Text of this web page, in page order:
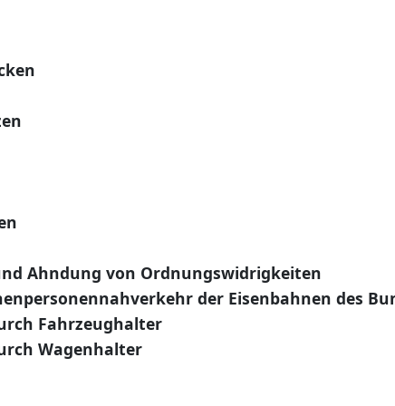
Ahndung von Ordnungswidrigkeiten
der Eisenbahnen des
Fahrzeughalter
Wagenhalter